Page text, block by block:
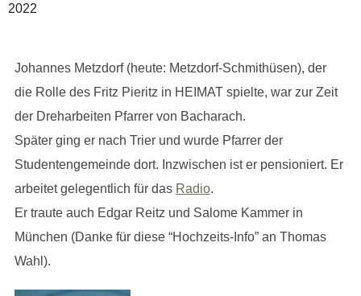
2022
Johannes Metzdorf (heute: Metzdorf-Schmithüsen), der
die Rolle des Fritz Pieritz in HEIMAT spielte, war zur Zeit
der Dreharbeiten Pfarrer von Bacharach.
Später ging er nach Trier und wurde Pfarrer der
Studentengemeinde dort. Inzwischen ist er pensioniert. Er
arbeitet gelegentlich für das Radio.
Er traute auch Edgar Reitz und Salome Kammer in
München (Danke für diese “Hochzeits-Info” an Thomas
Wahl).